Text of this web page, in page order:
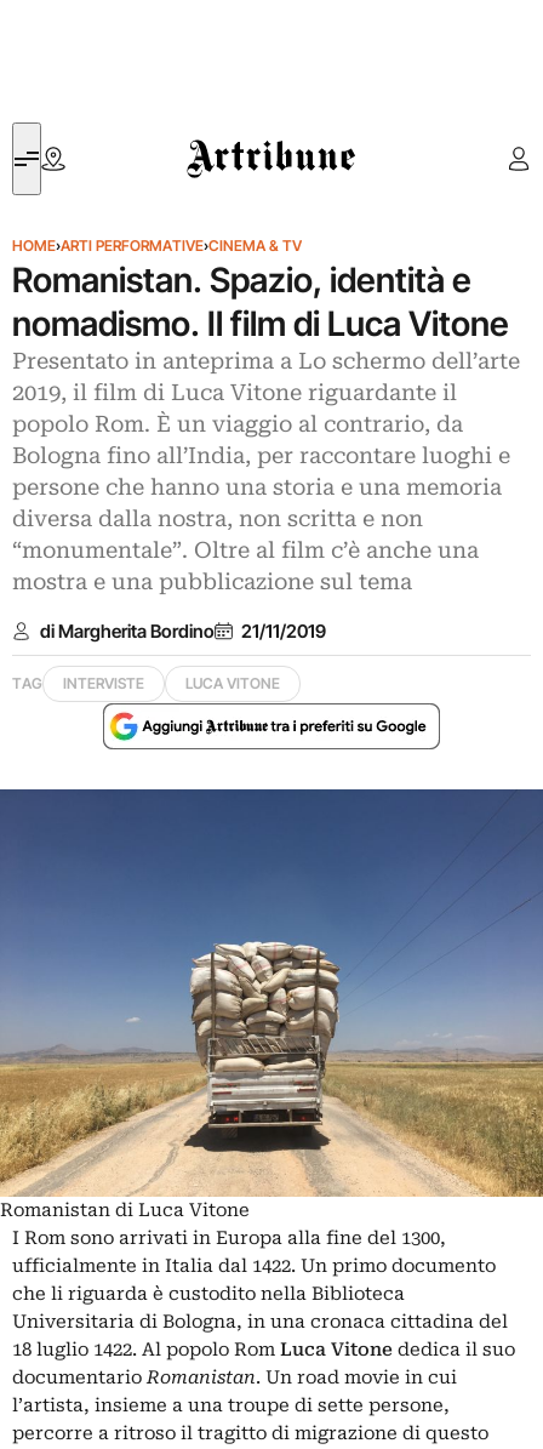
Artribune
HOME›ARTI PERFORMATIVE›CINEMA & TV
Romanistan. Spazio, identità e
nomadismo. Il film di Luca Vitone
Presentato in anteprima a Lo schermo dell’arte
2019, il film di Luca Vitone riguardante il
popolo Rom. È un viaggio al contrario, da
Bologna fino all’India, per raccontare luoghi e
persone che hanno una storia e una memoria
diversa dalla nostra, non scritta e non
“monumentale”. Oltre al film c’è anche una
mostra e una pubblicazione sul tema
di Margherita Bordino 21/11/2019
TAG INTERVISTE LUCA VITONE
Romanistan di Luca Vitone
I Rom sono arrivati in Europa alla fine del 1300,
ufficialmente in Italia dal 1422. Un primo documento
che li riguarda è custodito nella Biblioteca
Universitaria di Bologna, in una cronaca cittadina del
18 luglio 1422. Al popolo Rom Luca Vitone dedica il suo
documentarioRomanistan. Un road movie in cui
l’artista, insieme a una troupe di sette persone,
percorre a ritroso il tragitto di migrazione di questo